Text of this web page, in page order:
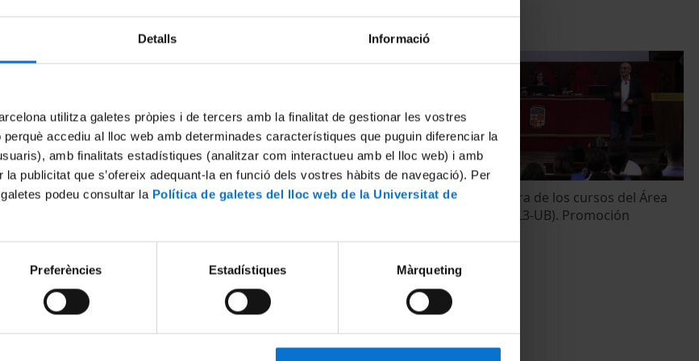
Detalls Informació
utilitza galetes pròpies i de tercers amb la finalitat de gestionar les vostres
accediu al lloc web amb determinades característiques que puguin diferenciar la
amb finalitats estadístiques (analitzar com interactueu amb el lloc web) i amb
publicitat que s’ofereix adequant-la en funció dels vostres hàbits de navegació). Per
podeu consultar la Política de galetes del lloc web de la Universitat de
Preferències Estadístiques Màrqueting
DomusVi Senior
Acto de Graduación. Fundación DomusVi.
Acto de clausura de los cursos del Área
de Empresa. (IL3-UB). Promoción